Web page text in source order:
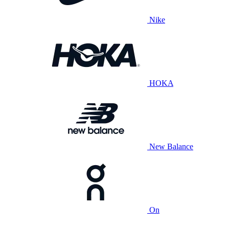
Nike
HOKA
New Balance
On